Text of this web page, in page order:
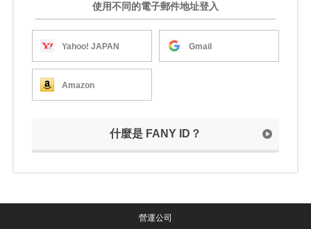
使用不同的電子郵件地址登入
Yahoo! JAPAN Gmail
Amazon
什麼是 FANY ID？
營運公司